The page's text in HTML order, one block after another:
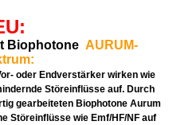
Biophotone AURUM-
oder Endverstärker wirken wie
Störeinflüsse auf. Durch
gearbeiteten Biophotone Aurum
Störeinflüsse wie Emf/HF/NF auf